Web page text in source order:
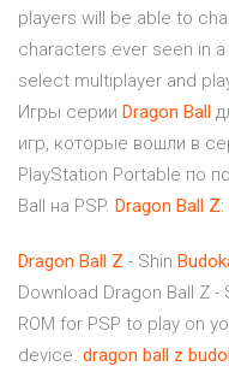
players will be able to
characters ever seen in
select multiplayer and
Игры серии Dragon Ball
игр, которые вошли в
PlayStation Portable по
Ball на PSP. Dragon Ball Z
Dragon Ball Z - Shin
Download Dragon Ball Z -
ROM for PSP to play on
device. dragon ball z